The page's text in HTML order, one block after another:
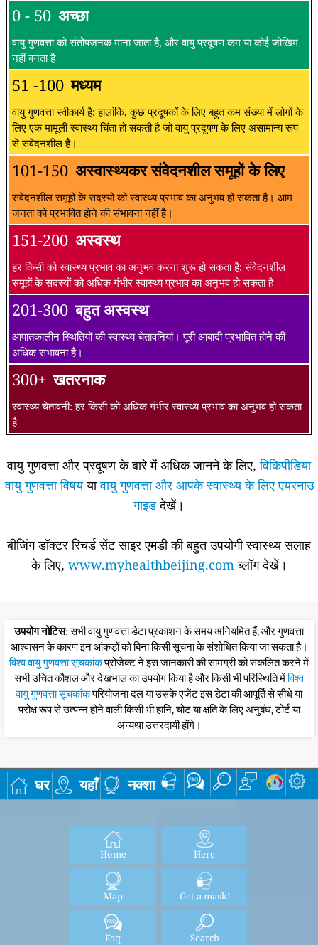
0 - 50 अच्छा
वायु गुणवत्ता को संतोषजनक माना जाता है, और वायु प्रदूषण कम या कोई जोखिम
नहीं बनता है
51 -100 मध्यम
वायु गुणवत्ता स्वीकार्य है; हालांकि, कुछ प्रदूषकों के लिए बहुत कम संख्या में लोगों के
लिए एक मामूली स्वास्थ्य चिंता हो सकती है जो वायु प्रदूषण के लिए असामान्य रूप
से संवेदनशील हैं।
101-150 अस्वास्थ्यकर संवेदनशील समूहों के लिए
संवेदनशील समूहों के सदस्यों को स्वास्थ्य प्रभाव का अनुभव हो सकता है। आम
जनता को प्रभावित होने की संभावना नहीं है।
151-200 अस्वस्थ
हर किसी को स्वास्थ्य प्रभाव का अनुभव करना शुरू हो सकता है; संवेदनशील
समूहों के सदस्यों को अधिक गंभीर स्वास्थ्य प्रभाव का अनुभव हो सकता है
201-300 बहुत अस्वस्थ
आपातकालीन स्थितियों की स्वास्थ्य चेतावनियां। पूरी आबादी प्रभावित होने की
अधिक संभावना है।
300+ खतरनाक
स्वास्थ्य चेतावनी: हर किसी को अधिक गंभीर स्वास्थ्य प्रभाव का अनुभव हो सकता
है
वायु गुणवत्ता और प्रदूषण के बारे में अधिक जानने के लिए,विकिपीडिया
वायु गुणवत्ता विषययावायु गुणवत्ता और आपके स्वास्थ्य के लिए एयरनाउ
गाइडदेखें।
बीजिंग डॉक्टर रिचर्ड सेंट साइर एमडी की बहुत उपयोगी स्वास्थ्य सलाह
के लिए, www.myhealthbeijing.comब्लॉग देखें।
उपयोग नोटिस: सभी वायु गुणवत्ता डेटा प्रकाशन के समय अनियमित हैं, और गुणवत्ता
आश्वासन के कारण इन आंकड़ों को बिना किसी सूचना के संशोधित किया जा सकता है।
विश्व वायु गुणवत्ता सूचकांकप्रोजेक्ट ने इस जानकारी की सामग्री को संकलित करने में
सभी उचित कौशल और देखभाल का उपयोग किया है और किसी भी परिस्थिति मेंविश्व
वायु गुणवत्ता सूचकांकपरियोजना दल या उसके एजेंट इस डेटा की आपूर्ति से सीधे या
परोक्ष रूप से उत्पन्न होने वाली किसी भी हानि, चोट या क्षति के लिए अनुबंध, टोर्ट या
अन्यथा उत्तरदायी होंगे।
घर यहाँ नक्शा
Home Here
Map Get a mask!
Faq Search